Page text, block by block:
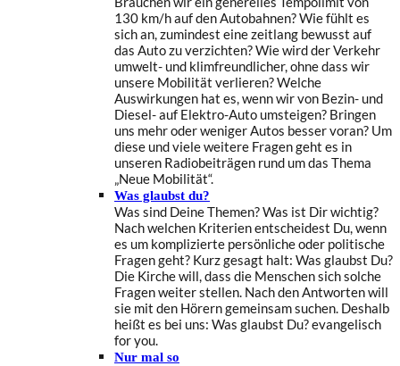
130 km/h auf den Autobahnen? Wie fühlt es
sich an, zumindest eine zeitlang bewusst auf
das Auto zu verzichten? Wie wird der Verkehr
umwelt- und klimfreundlicher, ohne dass wir
unsere Mobilität verlieren? Welche
Auswirkungen hat es, wenn wir von Bezin- und
Diesel- auf Elektro-Auto umsteigen? Bringen
uns mehr oder weniger Autos besser voran? Um
diese und viele weitere Fragen geht es in
unseren Radiobeiträgen rund um das Thema
„Neue Mobilität“.
Was glaubst du?
Was sind Deine Themen? Was ist Dir wichtig?
Nach welchen Kriterien entscheidest Du, wenn
es um komplizierte persönliche oder politische
Fragen geht? Kurz gesagt halt: Was glaubst Du?
Die Kirche will, dass die Menschen sich solche
Fragen weiter stellen. Nach den Antworten will
sie mit den Hörern gemeinsam suchen. Deshalb
heißt es bei uns: Was glaubst Du? evangelisch
for you.
Nur mal so